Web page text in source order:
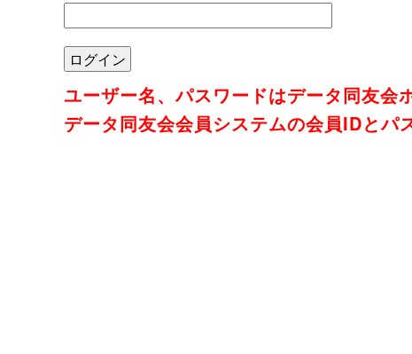
ユーザー名、パスワードはデータ同友会
データ同友会会員システムの会員IDとパ